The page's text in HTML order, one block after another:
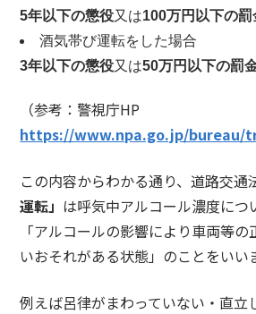
5年以下の懲役又は100万円以下の罰
酒気帯び運転をした場合
3年以下の懲役又は50万円以下の罰
（参考：警視庁HP
https://www.npa.go.jp/bureau/
この内容からわかる通り、道路交通
運転」 は呼気中アルコール濃度につ
「アルコールの影響により車両等
いおそれがある状態」のことをいい
例えば呂律がまわっていない・直立